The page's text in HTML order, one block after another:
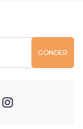
GÖNDER